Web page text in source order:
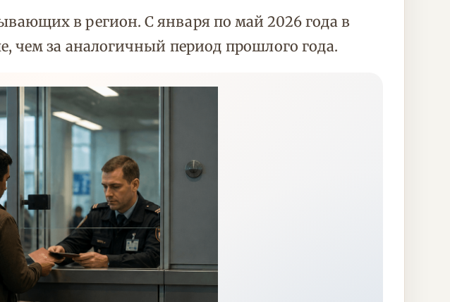
в регион. С января по май 2026 года в
чем за аналогичный период прошлого года.